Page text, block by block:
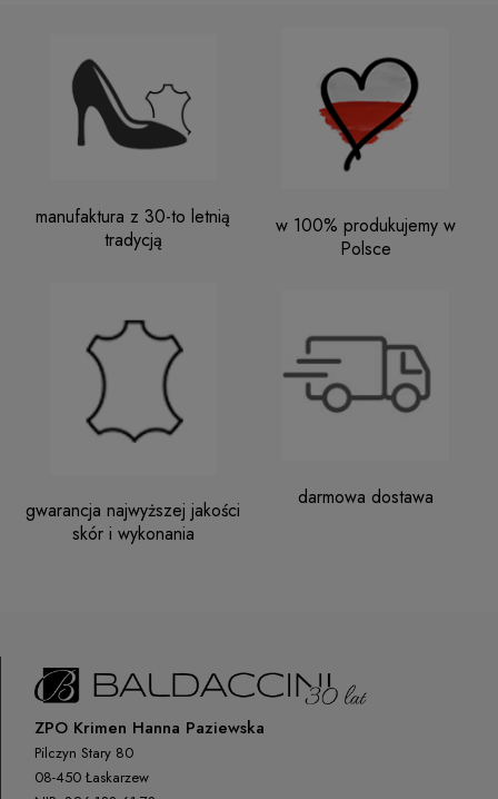
manufaktura z 30-to letnią
tradycją
w 100% produkujemy w
Polsce
gwarancja najwyższej jakości
skór i wykonania
darmowa dostawa
ZPO Krimen Hanna Paziewska
Pilczyn Stary 80
08-450 Łaskarzew